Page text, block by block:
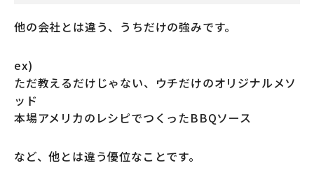
他の会社とは違う、うちだけの強みです。
ex)
ただ教えるだけじゃない、ウチだけのオリジナルメソ
ッド
本場アメリカのレシピでつくったBBQソース
など、他とは違う優位なことです。